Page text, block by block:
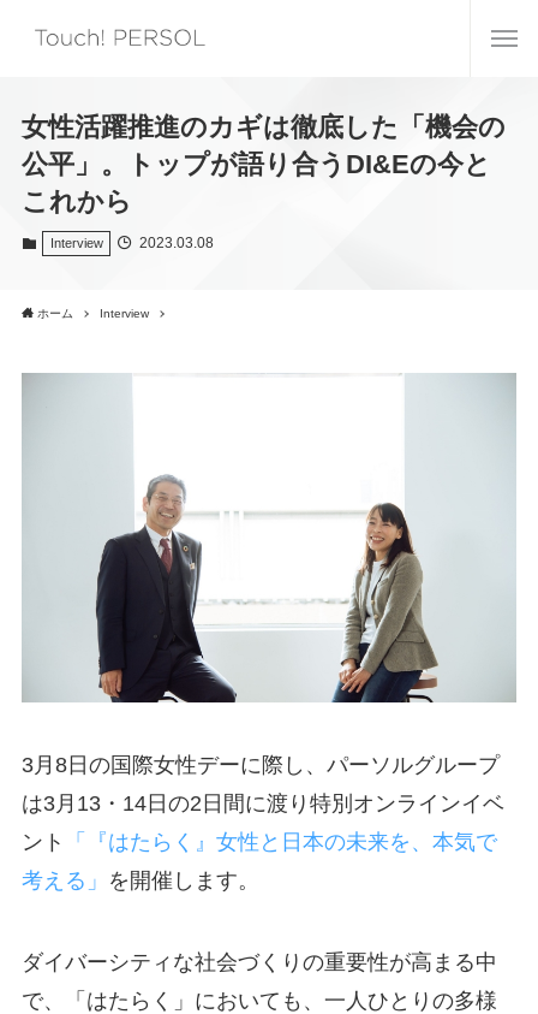
女性活躍推進のカギは徹底した「機会の
公平」。トップが語り合うDI&Eの今と
これから
Interview 2023.03.08
ホーム Interview
3月8日の国際女性デーに際し、パーソルグループ
は3月13・14日の2日間に渡り特別オンラインイベ
ント
「『はたらく』女性と日本の未来を、本気で
考える」 を開催します。
ダイバーシティな社会づくりの重要性が高まる中
で、「はたらく」においても、一人ひとりの多様